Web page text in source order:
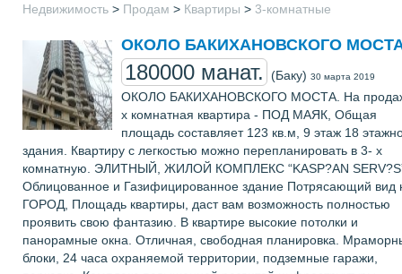
Недвижимость > Продам > Квартиры > 3-комнатные
ОКОЛО БАКИХАНОВСКОГО
180000 манат. (Баку) 30 марта 2019
ОКОЛО БАКИХАНОВСКОГО МОСТА. На
х комнатная квартира - ПОД МАЯК, Общая
площадь составляет 123 кв.м, 9 этаж 18
здания. Квартиру с легкостью можно перепланировать в 3- х
комнатную. ЭЛИТНЫЙ, ЖИЛОЙ КОМПЛЕКС “KASP?AN
Облицованное и Газифицированное здание Потрясающий вид
ГОРОД, Площадь квартиры, даст вам возможность полностью
проявить свою фантазию. В квартире высокие потолки и
панорамные окна. Отличная, свободная планировка.
блоки, 24 часа охраняемой территории, подземные гаражи,